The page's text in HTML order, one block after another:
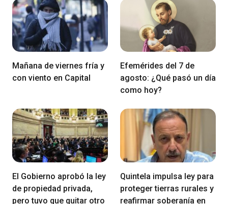
Mañana de viernes fría y
con viento en Capital
Efemérides del 7 de
agosto: ¿Qué pasó un día
como hoy?
El Gobierno aprobó la ley
de propiedad privada,
pero tuvo que quitar otro
Quintela impulsa ley para
proteger tierras rurales y
reafirmar soberanía en